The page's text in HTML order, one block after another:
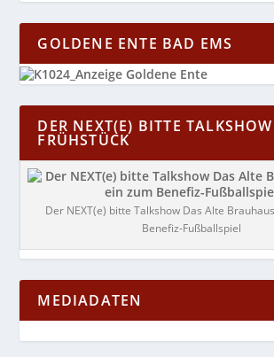
GOLDENE ENTE BAD EMS
DER NEXT(E) BITTE
FRÜHSTÜCK
Der NEXT(e) bitte Talkshow Das Alte
Benefiz-Fußballspiel
MEDIADATEN